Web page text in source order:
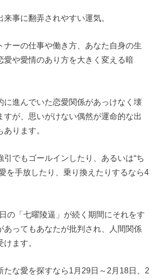
事に翻弄されやすい運気。
ナーの仕事や働き方、あなた自身の生
愛や愛情のあり方を大きく変える暗
に進んでいた恋愛関係があっけなく壊
すが、思いがけない偶然が運命的な出
ります。
引でもゴールインしたり、あるいは“ち
を手放したり、乗り換えたりするなら4
の「七曜陵逼」が続く期間にそれをす
あってもあなたが批判され、人間関係
ます。
たな愛を探すなら1月29日～2月18日、2